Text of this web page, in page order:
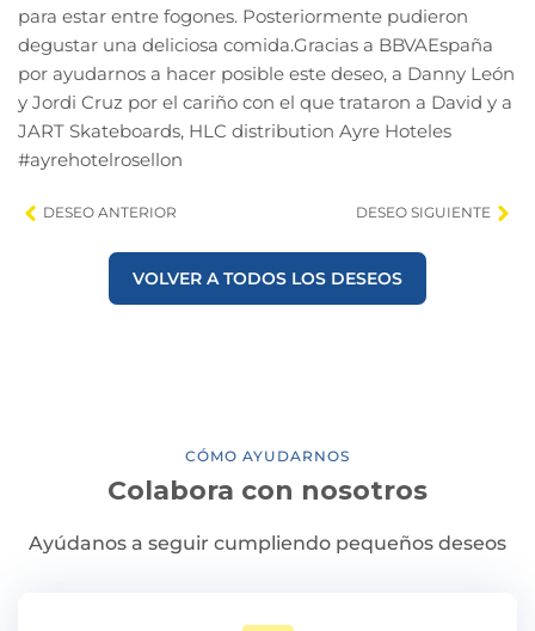
para estar entre fogones. Posteriormente pudieron
degustar una deliciosa comida.Gracias a BBVAEspaña
por ayudarnos a hacer posible este deseo, a Danny León
y Jordi Cruz por el cariño con el que trataron a David y a
JART Skateboards, HLC distribution Ayre Hoteles
#ayrehotelrosellon
DESEO ANTERIOR DESEO SIGUIENTE
VOLVER A TODOS LOS DESEOS
CÓMO AYUDARNOS
Colabora con nosotros
Ayúdanos a seguir cumpliendo pequeños deseos